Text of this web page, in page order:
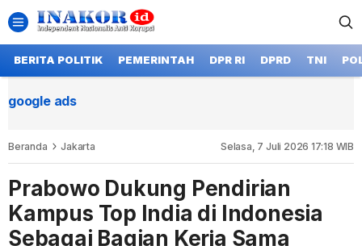
BERITA POLITIK PEMERINTAH DPR RI DPRD TNI
google ads
Beranda Jakarta Selasa, 7 Juli 2026 17:18 WIB
Prabowo Dukung Pendirian
Kampus Top India di Indonesia
Sebagai Bagian Kerja Sama